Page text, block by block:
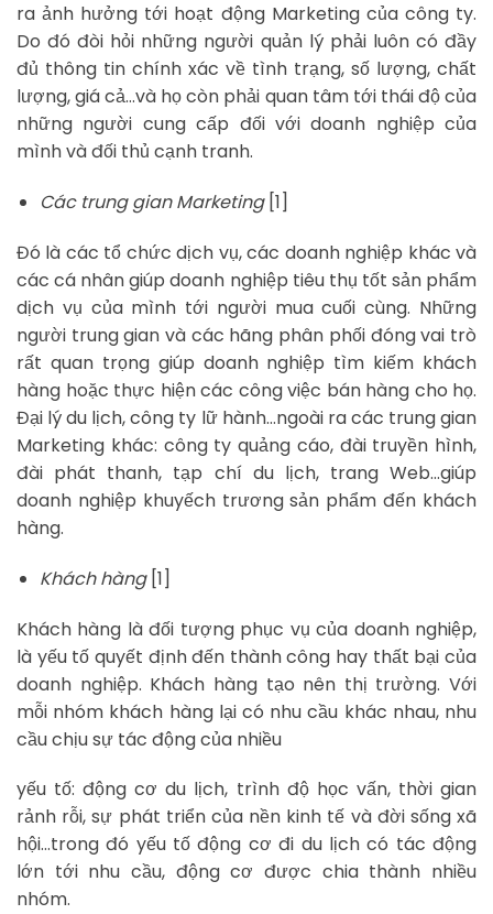
ra ảnh hưởng tới hoạt động Marketing của công ty.
Do đó đòi hỏi những người quản lý phải luôn có đầy
đủ thông tin chính xác về tình trạng, số lượng, chất
lượng, giá cả…và họ còn phải quan tâm tới thái độ của
những người cung cấp đối với doanh nghiệp của
mình và đối thủ cạnh tranh.
Các trung gian Marketing [1]
Đó là các tổ chức dịch vụ, các doanh nghiệp khác và
các cá nhân giúp doanh nghiệp tiêu thụ tốt sản phẩm
dịch vụ của mình tới người mua cuối cùng. Những
người trung gian và các hãng phân phối đóng vai trò
rất quan trọng giúp doanh nghiệp tìm kiếm khách
hàng hoặc thực hiện các công việc bán hàng cho họ.
Đại lý du lịch, công ty lữ hành…ngoài ra các trung gian
Marketing khác: công ty quảng cáo, đài truyền hình,
đài phát thanh, tạp chí du lịch, trang Web…giúp
doanh nghiệp khuyếch trương sản phẩm đến khách
hàng.
Khách hàng [1]
Khách hàng là đối tượng phục vụ của doanh nghiệp,
là yếu tố quyết định đến thành công hay thất bại của
doanh nghiệp. Khách hàng tạo nên thị trường. Với
mỗi nhóm khách hàng lại có nhu cầu khác nhau, nhu
cầu chịu sự tác động của nhiều
yếu tố: động cơ du lịch, trình độ học vấn, thời gian
rảnh rỗi, sự phát triển của nền kinh tế và đời sống xã
hội…trong đó yếu tố động cơ đi du lịch có tác động
lớn tới nhu cầu, động cơ được chia thành nhiều
nhóm.